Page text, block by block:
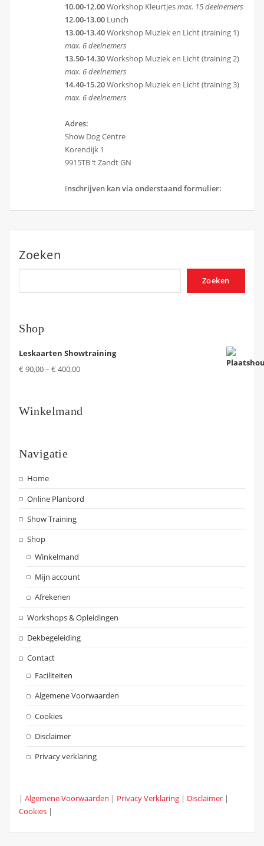
10.00-12.00Workshop Kleurtjesmax. 15 deelnemers
12.00-13.00 Lunch
13.00-13.40Workshop Muziek en Licht (training 1)
max. 6 deelnemers
13.50-14.30Workshop Muziek en Licht (training 2)
max. 6 deelnemers
14.40-15.20Workshop Muziek en Licht (training 3)
max. 6 deelnemers
Adres:
Show Dog Centre
Korendijk 1
9915TB ‘t Zandt GN
Inschrijven kan via onderstaand formulier:
Zoeken
Zoeken
Shop
Leskaarten Showtraining
€ 90,00–€ 400,00
Winkelmand
Navigatie
Home
Online Planbord
Show Training
Shop
Winkelmand
Mijn account
Afrekenen
Workshops & Opleidingen
Dekbegeleiding
Contact
Faciliteiten
Algemene Voorwaarden
Cookies
Disclaimer
Privacy verklaring
|Algemene Voorwaarden | Privacy Verklaring | Disclaimer |
Cookies |